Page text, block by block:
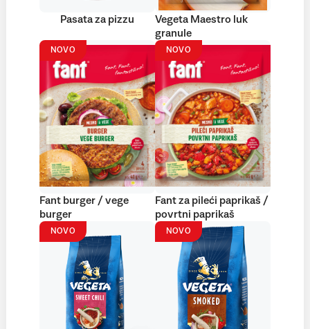
Pasata za pizzu
Vegeta Maestro luk
granule
NOVO
Fant burger / vege
burger
NOVO
Fant za pileći paprikaš /
povrtni paprikaš
NOVO NOVO